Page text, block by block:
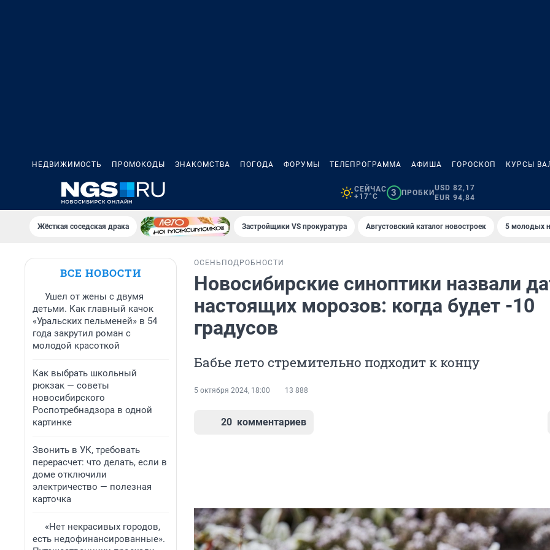
НЕДВИЖИМОСТЬ ПРОМОКОДЫ ЗНАКОМСТВА ПОГОДА ФОРУМЫ ТЕЛЕПРОГРАММА АФИША ГОРОСКОП КУРСЫ
СЕЙЧАС
+17°C
3 ПРОБКИ
USD 82,17
EUR 94,84
Жёсткая соседская драка Застройщики VS прокуратура Августовский каталог новостроек 5 молодых
ВСЕ НОВОСТИ
Ушел от жены с двумя
детьми. Как главный качок
«Уральских пельменей» в 54
года закрутил роман с
молодой красоткой
Как выбрать школьный
рюкзак — советы
новосибирского
Роспотребнадзора в одной
картинке
Звонить в УК, требовать
перерасчет: что делать, если в
доме отключили
электричество — полезная
карточка
«Нет некрасивых городов,
есть недофинансированные».
ОСЕНЬ ПОДРОБНОСТИ
Новосибирские синоптики назвали
настоящих морозов: когда будет -10
градусов
Бабье лето стремительно подходит к концу
5 октября 2024, 18:00 13 888
20 комментариев